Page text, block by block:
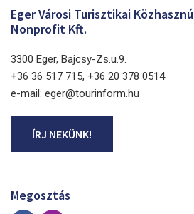
Eger Városi Turisztikai Közhasznú
Nonprofit Kft.
3300 Eger, Bajcsy-Zs.u.9.
+36 36 517 715, +36 20 378 0514
e-mail: eger@tourinform.hu
ÍRJ NEKÜNK!
Megosztás